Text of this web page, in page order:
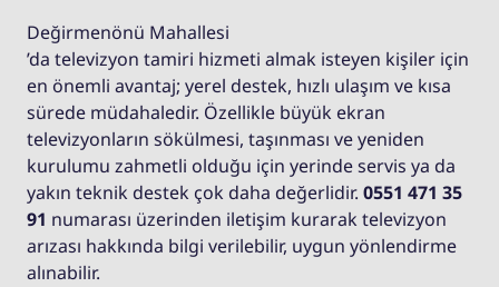
Değirmenönü Mahallesi
’da televizyon tamiri hizmeti almak isteyen kişiler için
en önemli avantaj; yerel destek, hızlı ulaşım ve kısa
sürede müdahaledir. Özellikle büyük ekran
televizyonların sökülmesi, taşınması ve yeniden
kurulumu zahmetli olduğu için yerinde servis ya da
yakın teknik destek çok daha değerlidir. 0551 471 35
91 numarası üzerinden iletişim kurarak televizyon
arızası hakkında bilgi verilebilir, uygun yönlendirme
alınabilir.